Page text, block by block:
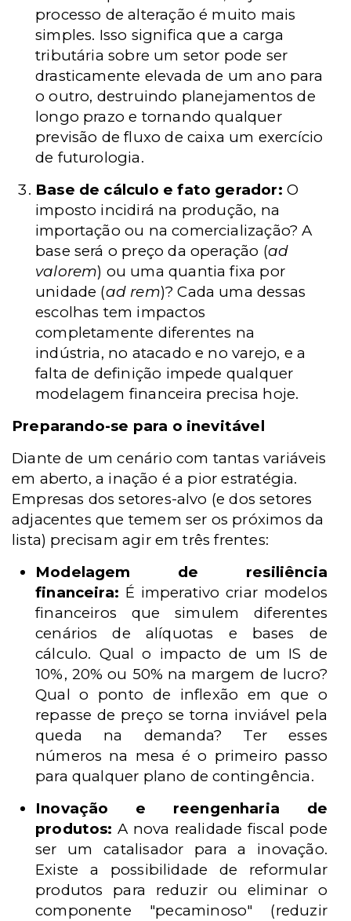
processo de alteração é muito mais
simples. Isso significa que a carga
tributária sobre um setor pode ser
drasticamente elevada de um ano para
o outro, destruindo planejamentos de
longo prazo e tornando qualquer
previsão de fluxo de caixa um exercício
de futurologia.
Base de cálculo e fato gerador: O
imposto incidirá na produção, na
importação ou na comercialização? A
base será o preço da operação (ad
valorem) ou uma quantia fixa por
unidade (ad rem)? Cada uma dessas
escolhas tem impactos
completamente diferentes na
indústria, no atacado e no varejo, e a
falta de definição impede qualquer
modelagem financeira precisa hoje.
Preparando-se para o inevitável
Diante de um cenário com tantas variáveis
em aberto, a inação é a pior estratégia.
Empresas dos setores-alvo (e dos setores
adjacentes que temem ser os próximos da
lista) precisam agir em três frentes:
Modelagem de resiliência
financeira: É imperativo criar modelos
financeiros que simulem diferentes
cenários de alíquotas e bases de
cálculo. Qual o impacto de um IS de
10%, 20% ou 50% na margem de lucro?
Qual o ponto de inflexão em que o
repasse de preço se torna inviável pela
queda na demanda? Ter esses
números na mesa é o primeiro passo
para qualquer plano de contingência.
Inovação e reengenharia de
produtos: A nova realidade fiscal pode
ser um catalisador para a inovação.
Existe a possibilidade de reformular
produtos para reduzir ou eliminar o
componente "pecaminoso" (reduzir